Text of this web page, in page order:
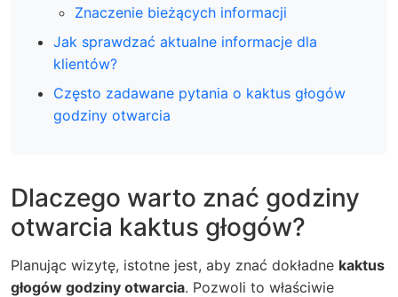
Znaczenie bieżących informacji
Jak sprawdzać aktualne informacje dla
klientów?
Często zadawane pytania o kaktus głogów
godziny otwarcia
Dlaczego warto znać godziny
otwarcia kaktus głogów?
Planując wizytę, istotne jest, aby znać dokładne kaktus
głogów godziny otwarcia. Pozwoli to właściwie